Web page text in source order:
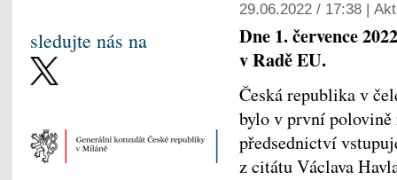
29.06.2022 / 17:38 |
Dne 1. července
v Radě EU.
Česká republika v
bylo v první polovině
předsednictví
z citátu Václava
sledujte nás na